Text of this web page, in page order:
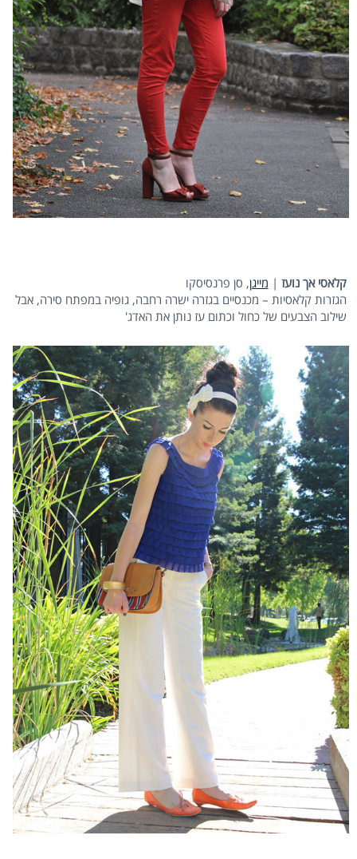
קלאסי אך נועז | מייגן, סן פרנסיסקו
הגזרות קלאסיות – מכנסיים בגזרה ישרה רחבה, גופיה במפתח סירה, אבל
שילוב הצבעים של כחול וכתום עז נותן את האדג'